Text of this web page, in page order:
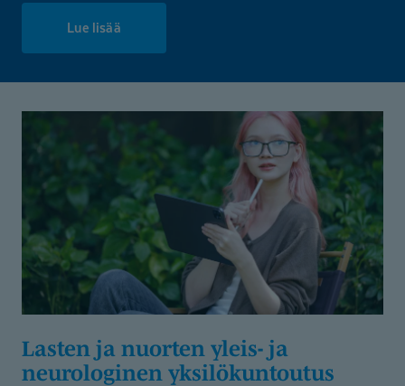
Lue lisää
Lasten ja nuorten yleis- ja
neurologinen yksilökuntoutus